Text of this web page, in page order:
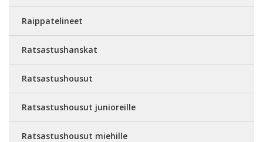
Raippatelineet
Ratsastushanskat
Ratsastushousut
Ratsastushousut junioreille
Ratsastushousut miehille